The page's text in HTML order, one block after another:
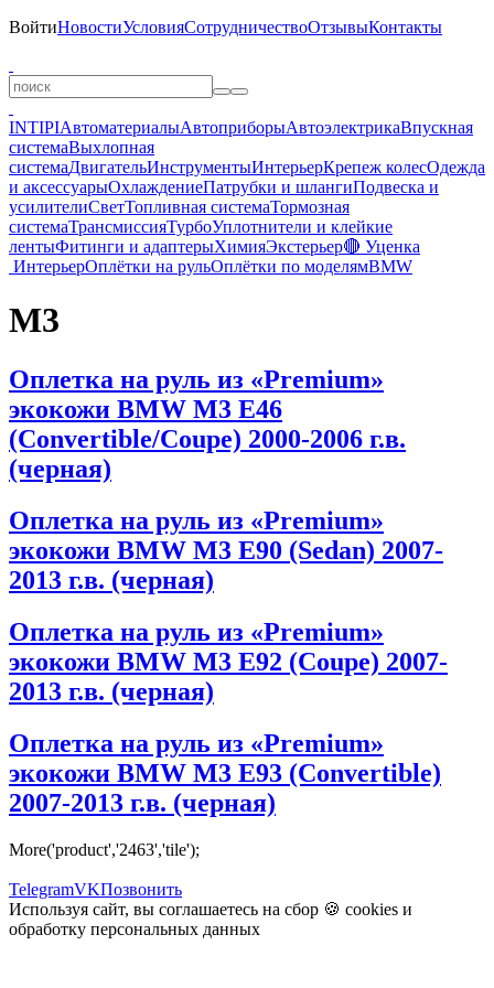
ВойтиНовостиУсловияСотрудничествоОтзывыКонтакты
INTIPIАвтоматериалыАвтоприборыАвтоэлектрикаВпускная
системаВыхлопная
системаДвигательИнструментыИнтерьерКрепеж колесОдежда
и аксессуарыОхлаждениеПатрубки и шлангиПодвеска и
усилителиСветТопливная системаТормозная
системаТрансмиссияТурбоУплотнители и клейкие
лентыФитинги и адаптерыХимияЭкстерьер🔴 Уценка
ИнтерьерОплётки на рульОплётки по моделямBMW
M3
Оплетка на руль из «Premium»
экокожи BMW M3 E46
(Convertible/Coupe) 2000-2006 г.в.
(черная)
Оплетка на руль из «Premium»
экокожи BMW M3 E90 (Sedan) 2007-
2013 г.в. (черная)
Оплетка на руль из «Premium»
экокожи BMW M3 E92 (Coupe) 2007-
2013 г.в. (черная)
Оплетка на руль из «Premium»
экокожи BMW M3 E93 (Convertible)
2007-2013 г.в. (черная)
More('product','2463','tile');
TelegramVKПозвонить
Используя сайт, вы соглашаетесь на сбор 🍪 cookies и
обработку персональных данных